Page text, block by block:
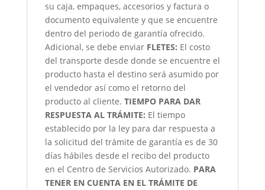
su caja, empaques, accesorios y factura o
documento equivalente y que se encuentre
dentro del periodo de garantía ofrecido.
Adicional, se debe enviar FLETES: El costo
del transporte desde donde se encuentre el
producto hasta el destino será asumido por
el vendedor así como el retorno del
producto al cliente. TIEMPO PARA DAR
RESPUESTA AL TRÁMITE: El tiempo
establecido por la ley para dar respuesta a
la solicitud del trámite de garantía es de 30
días hábiles desde el recibo del producto
en el Centro de Servicios Autorizado. PARA
TENER EN CUENTA EN EL TRÁMITE DE